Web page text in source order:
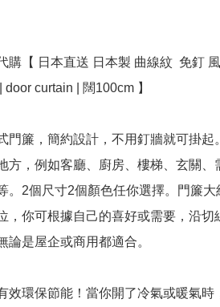
購【 日本直送 日本製 曲線紋  免釘
door curtain | 闊100cm 】
門簾，簡約設計，不用釘牆就可掛起
方，例如客廳、廚房、樓梯、玄關、
。2個尺寸2個顏色任你選擇。門簾
，你可根據自己的喜好或需要，沿切
論是屋企或商用都適合。
效環保節能！當你開了冷氣或暖氣時